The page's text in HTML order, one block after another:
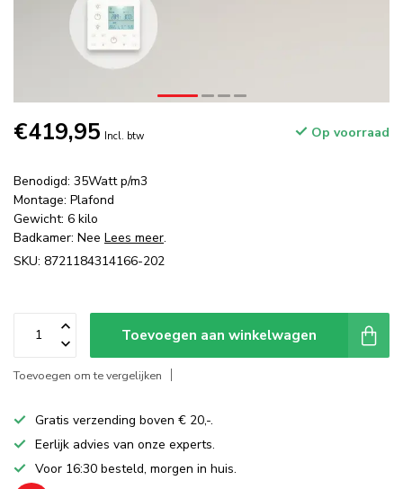
€419,95 Incl. btw Op voorraad
Benodigd: 35Watt p/m3
Montage: Plafond
Gewicht: 6 kilo
Badkamer: Nee Lees meer.
SKU: 8721184314166-202
Toevoegen aan winkelwagen
Toevoegen om te vergelijken
Gratis verzending boven € 20,-.
Eerlijk advies van onze experts.
Voor 16:30 besteld, morgen in huis.